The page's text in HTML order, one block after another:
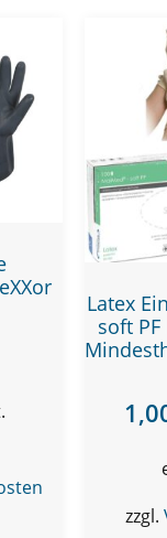
Latex
soft PF
zzgl.